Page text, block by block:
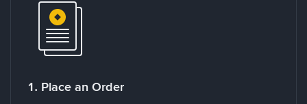
1. Place an Order